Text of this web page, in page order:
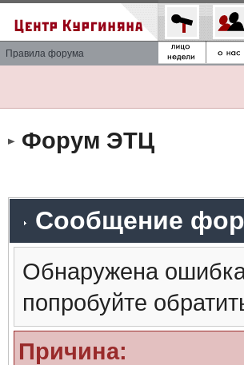
Правила форума
Форум ЭТЦ
Сообщение
Обнаружена
попробуйте
Причина: